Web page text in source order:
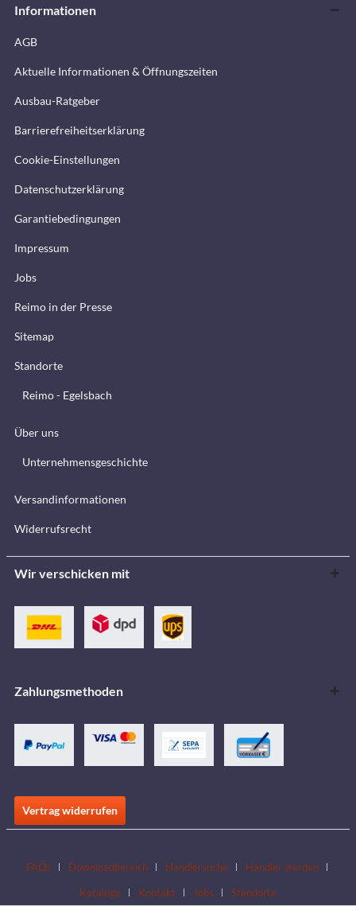
Informationen
AGB
Aktuelle Informationen & Öffnungszeiten
Ausbau-Ratgeber
Barrierefreiheitserklärung
Cookie-Einstellungen
Datenschutzerklärung
Garantiebedingungen
Impressum
Jobs
Reimo in der Presse
Sitemap
Standorte
Reimo - Egelsbach
Über uns
Unternehmensgeschichte
Versandinformationen
Widerrufsrecht
Wir verschicken mit
Zahlungsmethoden
Vertrag widerrufen
FAQs Downloadbereich Händlersuche
Händler werden
Kataloge
Kontakt Jobs Standorte